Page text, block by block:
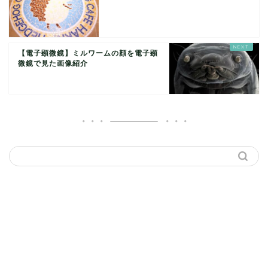
【電子顕微鏡】ミルワームの顔を電子顕
微鏡で見た画像紹介